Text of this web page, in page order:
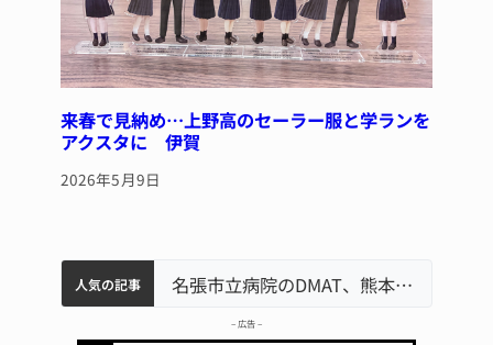
来春で見納め…上野高のセーラー服と学ランを
アクスタに 伊賀
2026年5月9日
人気の記事
名張市水道料金47％値上げへ 答申案、審議会で大筋まとまる
器物損壊容疑で83歳女逮捕 伊賀署
中学校の陶壁モニュメント 地元建設会社がボランティアで清掃 伊賀 名張市立病院のDMAT、熊本地震の被災地へ 能登以来3回目の派遣
– 広告 –